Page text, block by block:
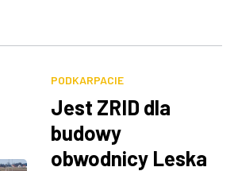
PODKARPACIE
Jest ZRID dla
budowy
obwodnicy Leska